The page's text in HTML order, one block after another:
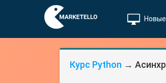
Курс Python →